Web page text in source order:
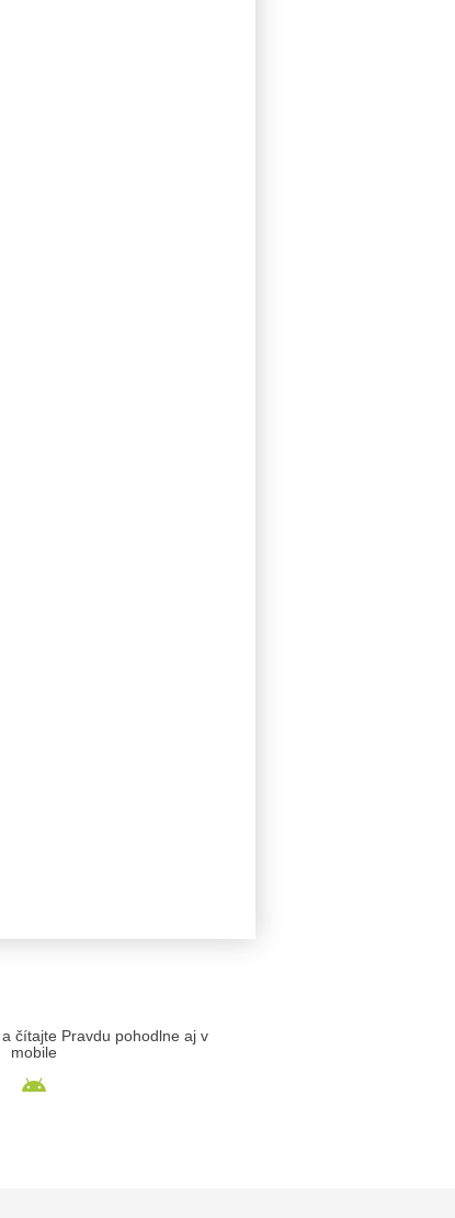
čítajte Pravdu pohodlne aj v
mobile